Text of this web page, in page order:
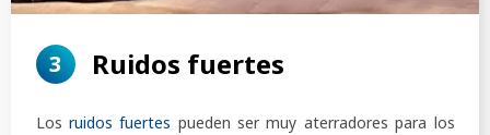
3 Ruidos fuertes
Los ruidos fuertes pueden ser muy aterradores para los